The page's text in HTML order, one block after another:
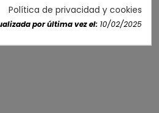
Política de privacidad y cookies
por última vez el: 10/02/2025